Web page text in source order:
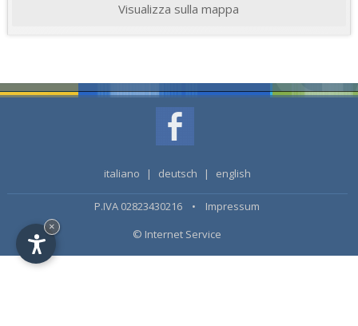
Visualizza sulla mappa
italiano | deutsch | english
P.IVA 02823430216 • Impressum
© Internet Service
×